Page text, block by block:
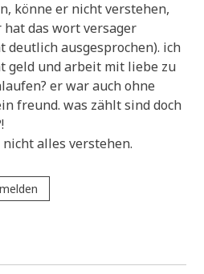
kön­ne er nicht ver­ste­hen,
das wort ver­sa­ger
deut­lich aus­ge­spro­chen). ich
geld und arbeit mit lie­be zu
er war auch ohne
freund. was zählt sind doch
alles verstehen.